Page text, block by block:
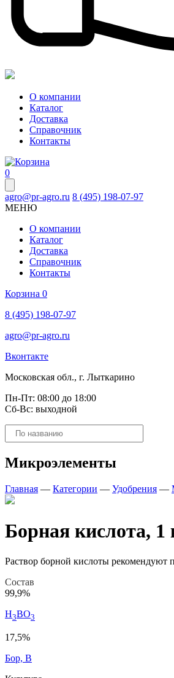
О компании
Каталог
Доставка
Справочник
Контакты
0
agro@pr-agro.ru 8 (495) 198-07-97
МЕНЮ
О компании
Каталог
Доставка
Справочник
Контакты
Корзина 0
8 (495) 198-07-97
agro@pr-agro.ru
Вконтакте
Московская обл., г. Лыткарино
Пн-Пт: 08:00 до 18:00
Сб-Вс: выходной
Поиск
товаров
Микроэлементы
Главная — Категории — Удобрения —
Борная кислота, 1
Раствор борной кислоты рекомендуют
Состав
99,9%
H3BO3
17,5%
Бор, B